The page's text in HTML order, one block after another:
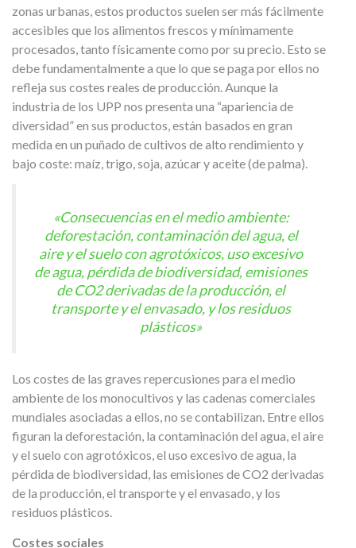
zonas urbanas, estos productos suelen ser más fácilmente
accesibles que los alimentos frescos y mínimamente
procesados, tanto físicamente como por su precio. Esto se
debe fundamentalmente a que lo que se paga por ellos no
refleja sus costes reales de producción. Aunque la
industria de los UPP nos presenta una “apariencia de
diversidad” en sus productos, están basados en gran
medida en un puñado de cultivos de alto rendimiento y
bajo coste: maíz, trigo, soja, azúcar y aceite (de palma).
«Consecuencias en el medio ambiente:
deforestación, contaminación del agua, el
aire y el suelo con agrotóxicos, uso excesivo
de agua, pérdida de biodiversidad, emisiones
de CO2 derivadas de la producción, el
transporte y el envasado, y los residuos
plásticos»
Los costes de las graves repercusiones para el medio
ambiente de los monocultivos y las cadenas comerciales
mundiales asociadas a ellos, no se contabilizan. Entre ellos
figuran la deforestación, la contaminación del agua, el aire
y el suelo con agrotóxicos, el uso excesivo de agua, la
pérdida de biodiversidad, las emisiones de CO2 derivadas
de la producción, el transporte y el envasado, y los
residuos plásticos.
Costes sociales